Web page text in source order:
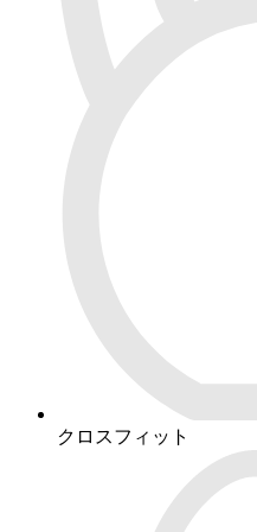
クロスフィット